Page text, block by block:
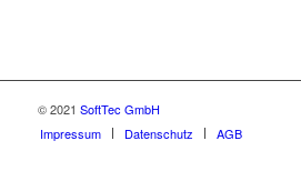
© 2021 SoftTec GmbH
Impressum
Datenschutz AGB